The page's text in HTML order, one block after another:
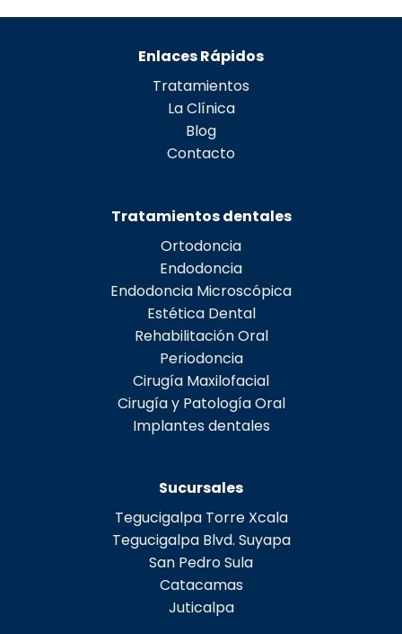
Enlaces Rápidos
Tratamientos
La Clínica
Blog
Contacto
Tratamientos dentales
Ortodoncia
Endodoncia
Endodoncia Microscópica
Estética Dental
Rehabilitación Oral
Periodoncia
Cirugía Maxilofacial
Cirugía y Patología Oral
Implantes dentales
Sucursales
Tegucigalpa Torre Xcala
Tegucigalpa Blvd. Suyapa
San Pedro Sula
Catacamas
Juticalpa